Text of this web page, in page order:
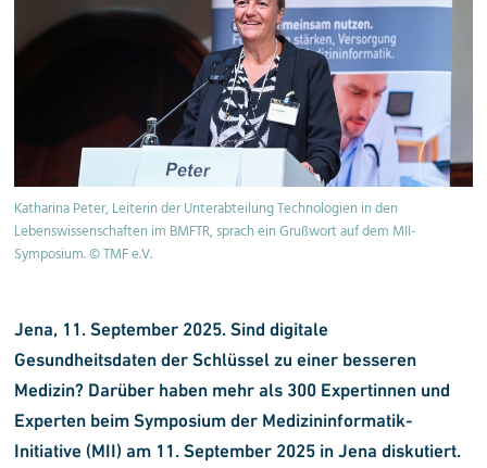
Katharina Peter, Leiterin der Unterabteilung Technologien in den
Lebenswissenschaften im BMFTR, sprach ein Grußwort auf dem MII-
Symposium. © TMF e.V.
Jena, 11. September 2025. Sind digitale
Gesundheitsdaten der Schlüssel zu einer besseren
Medizin? Darüber haben mehr als 300 Expertinnen und
Experten beim Symposium der Medizininformatik-
Initiative (MII) am 11. September 2025 in Jena diskutiert.